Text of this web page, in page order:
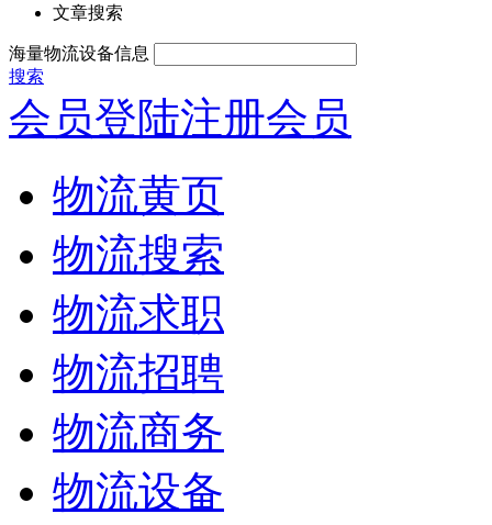
文章搜索
海量物流设备信息
搜索
会员登陆注册会员
物流黄页
物流搜索
物流求职
物流招聘
物流商务
物流设备